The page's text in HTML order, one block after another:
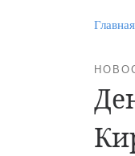
Главная